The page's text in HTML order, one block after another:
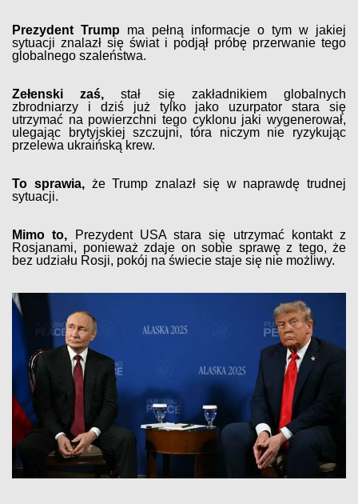
Prezydent Trump ma pełną informacje o tym w jakiej
sytuacji znalazł się świat i podjął próbę przerwanie tego
globalnego szaleństwa.
Zełenski zaś, stał się zakładnikiem globalnych
zbrodniarzy i dziś już tylko jako uzurpator stara się
utrzymać na powierzchni tego cyklonu jaki wygenerował,
ulegając brytyjskiej szczujni, tóra niczym nie ryzykując
przelewa ukraińską krew.
To sprawia,że Trump znalazł się w naprawdę trudnej
sytuacji.
Mimo to, Prezydent USA stara się utrzymać kontakt z
Rosjanami, ponieważ zdaje on sobie sprawę z tego, że
bez udziału Rosji, pokój na świecie staje się nie możliwy.